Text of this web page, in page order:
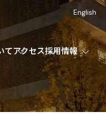
English
てアクセス採用情報